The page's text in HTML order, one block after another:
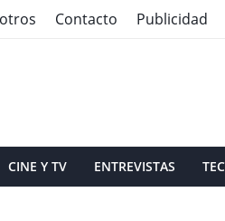
Contacto Publicidad
CINE Y TV ENTREVISTAS